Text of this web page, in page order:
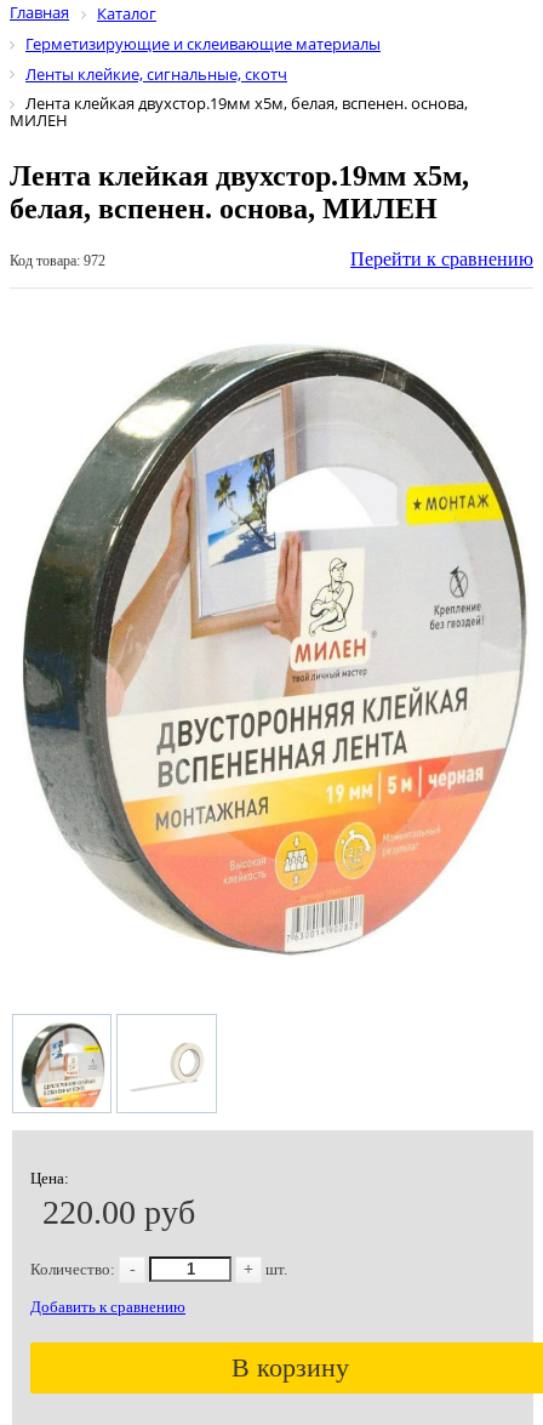
Главная
Каталог
Герметизирующие и склеивающие материалы
Ленты клейкие, сигнальные, скотч
Лента клейкая двухстор.19мм х5м, белая, вспенен. основа,
МИЛЕН
Лента клейкая двухстор.19мм х5м,
белая, вспенен. основа, МИЛЕН
Код товара: 972 Перейти к сравнению
Цена:
220.00 руб
Количество: - + шт.
Добавить к сравнению
В корзину